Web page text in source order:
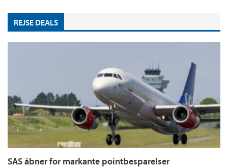
REJSE DEALS
SAS åbner for markante pointbesparelser